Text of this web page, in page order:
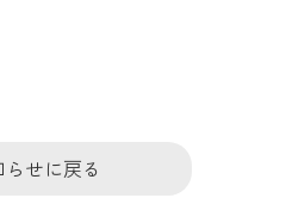
らせに戻る